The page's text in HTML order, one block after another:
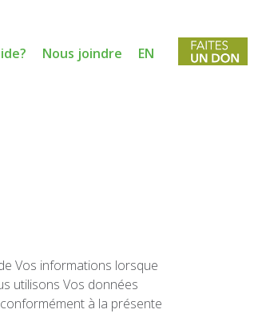
Nous joindre EN
Vos informations lorsque
utilisons Vos données
à la présente